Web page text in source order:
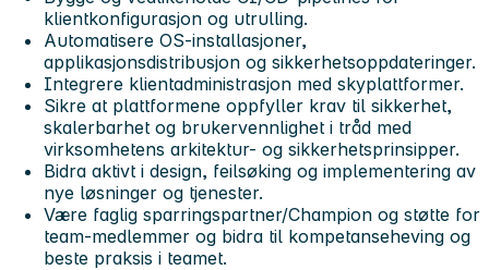
klientkonfigurasjon og utrulling.
Automatisere OS-installasjoner,
applikasjonsdistribusjon og sikkerhetsoppdateringer.
Integrere klientadministrasjon med skyplattformer.
Sikre at plattformene oppfyller krav til sikkerhet,
skalerbarhet og brukervennlighet i tråd med
virksomhetens arkitektur- og sikkerhetsprinsipper.
Bidra aktivt i design, feilsøking og implementering av
nye løsninger og tjenester.
Være faglig sparringspartner/Champion og støtte for
team-medlemmer og bidra til kompetanseheving og
beste praksis i teamet.